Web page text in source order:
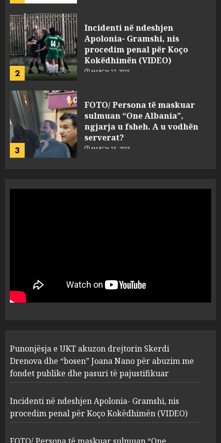
3
FOTO/ Persona të maskuar
sulmuan “One Albania”,
ngjarja u fsheh. A u vodhën
serverat?
MARCH 25, 2025
4
Prokuroria jep pretencën, ja
çfarë dënimi kërkon për
Mariela dhe Antonela
Berishën
MARCH 25, 2025
1
“bosen” Joana Nano për
abuzim me fondet publike dhe
pasuri të pajustifikuar
2
Apolonia- Gramshi, nis
procedim penal për Koço
Kokëdhimën (VIDEO)
MARCH 27, 2025
FOTO/ Persona të maskuar
sulmuan “One Albania”,
ngjarja u fsheh. A u vodhën
Punonjësja e UKT akuzon drejtorin Skerdi
Drenova dhe “bosen” Joana Nano për abuzim me
fondet publike dhe pasuri të pajustifikuar
Incidenti në ndeshjen Apolonia- Gramshi, nis
procedim penal për Koço Kokëdhimën (VIDEO)
FOTO/ Persona të maskuar sulmuan “One